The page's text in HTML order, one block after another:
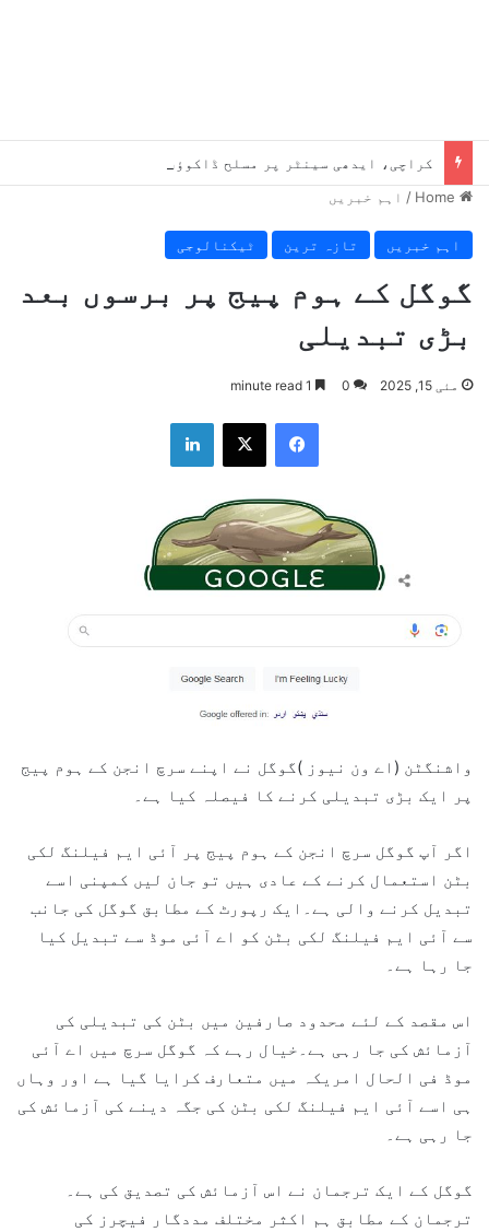
/ اہم خبریں
اہم خبریں تازہ ترین ٹیکنالوجی
گوگل کے ہوم پیج پر برسوں بعد
بڑی تبدیلی
مئی 15, 2025 0
واشنگٹن (اے ون نیوز )گوگل نے اپنے سرچ انجن کے ہوم پیج
پر ایک بڑی تبدیلی کرنے کا فیصلہ کیا ہے۔
اگر آپ گوگل سرچ انجن کے ہوم پیج پر آئی ایم فیلنگ لکی
بٹن استعمال کرنے کے عادی ہیں تو جان لیں کمپنی اسے
تبدیل کرنے والی ہے۔ایک رپورٹ کے مطابق گوگل کی جانب
سے آئی ایم فیلنگ لکی بٹن کو اے آئی موڈ سے تبدیل کیا
جا رہا ہے۔
اس مقصد کے لئے محدود صارفین میں بٹن کی تبدیلی کی
آزمائش کی جا رہی ہے۔خیال رہے کہ گوگل سرچ میں اے آئی
موڈ فی الحال امریکہ میں متعارف کرایا گیا ہے اور وہاں
ہی اسے آئی ایم فیلنگ لکی بٹن کی جگہ دینے کی آزمائش کی
جا رہی ہے۔
گوگل کے ایک ترجمان نے اس آزمائش کی تصدیق کی ہے۔
ترجمان کے مطابق ہم اکثر مختلف مددگار فیچرز کی